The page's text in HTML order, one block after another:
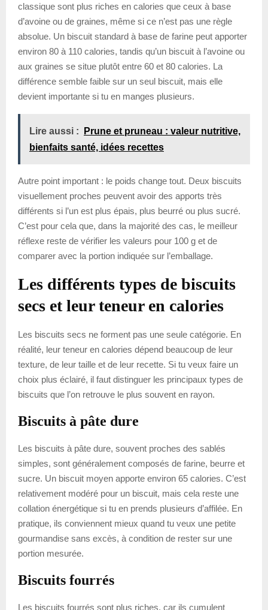
classique sont plus riches en calories que ceux à base
d’avoine ou de graines, même si ce n’est pas une règle
absolue. Un biscuit standard à base de farine peut apporter
environ 80 à 110 calories, tandis qu’un biscuit à l’avoine ou
aux graines se situe plutôt entre 60 et 80 calories. La
différence semble faible sur un seul biscuit, mais elle
devient importante si tu en manges plusieurs.
Lire aussi :
Prune et pruneau : valeur nutritive,
bienfaits santé, idées recettes
Autre point important : le poids change tout. Deux biscuits
visuellement proches peuvent avoir des apports très
différents si l’un est plus épais, plus beurré ou plus sucré.
C’est pour cela que, dans la majorité des cas, le meilleur
réflexe reste de vérifier les valeurs pour 100 g et de
comparer avec la portion indiquée sur l’emballage.
Les différents types de biscuits
secs et leur teneur en calories
Les biscuits secs ne forment pas une seule catégorie. En
réalité, leur teneur en calories dépend beaucoup de leur
texture, de leur taille et de leur recette. Si tu veux faire un
choix plus éclairé, il faut distinguer les principaux types de
biscuits que l’on retrouve le plus souvent en rayon.
Biscuits à pâte dure
Les biscuits à pâte dure, souvent proches des sablés
simples, sont généralement composés de farine, beurre et
sucre. Un biscuit moyen apporte environ 65 calories. C’est
relativement modéré pour un biscuit, mais cela reste une
collation énergétique si tu en prends plusieurs d’affilée. En
pratique, ils conviennent mieux quand tu veux une petite
gourmandise sans excès, à condition de rester sur une
portion mesurée.
Biscuits fourrés
Les biscuits fourrés sont plus riches, car ils cumulent